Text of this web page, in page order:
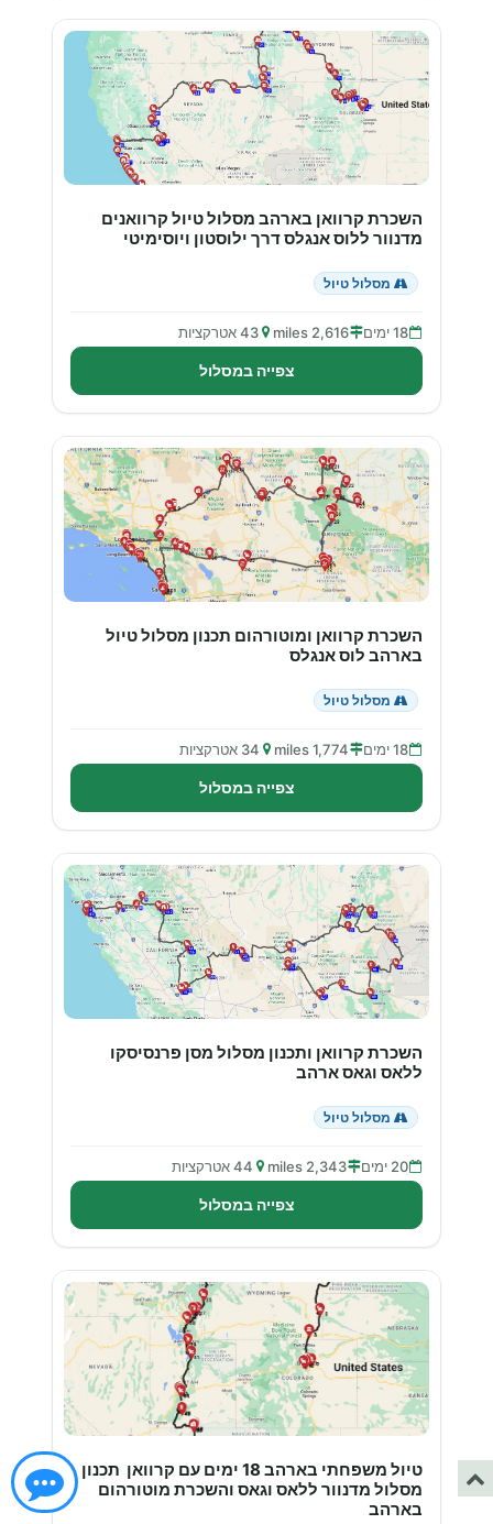
השכרת קרוואן בארהב מסלול טיול קרוואנים
מדנוור ללוס אנגלס דרך ילוסטון ויוסימיטי
מסלול טיול
18 ימים 2,616 miles 43 אטרקציות
צפייה במסלול
השכרת קרוואן ומוטורהום תכנון מסלול טיול
בארהב לוס אנגלס
מסלול טיול
18 ימים 1,774 miles 34 אטרקציות
צפייה במסלול
השכרת קרוואן ותכנון מסלול מסן פרנסיסקו
ללאס וגאס ארהב
מסלול טיול
20 ימים 2,343 miles 44 אטרקציות
צפייה במסלול
טיול משפחתי בארהב 18 ימים עם קרוואן תכנון
מסלול מדנוור ללאס וגאס והשכרת מוטורהום
בארהב